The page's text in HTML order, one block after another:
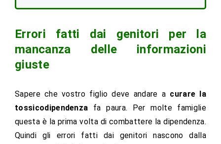
Errori fatti dai genitori per la
mancanza delle informazioni
giuste
Sapere che vostro figlio deve andare a curare la
tossicodipendenza
fa paura. Per molte famiglie
questa è la prima volta di combattere la dipendenza.
Quindi gli errori fatti dai genitori nascono dalla